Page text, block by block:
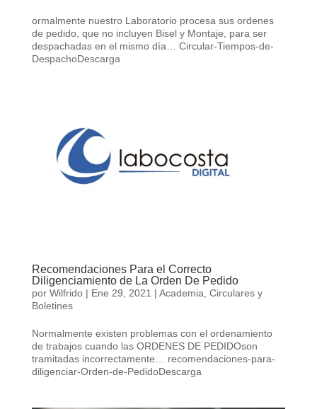
ormalmente nuestro Laboratorio procesa sus ordenes
de pedido, que no incluyen Bisel y Montaje, para ser
despachadas en el mismo día… Circular-Tiempos-de-
DespachoDescarga
Recomendaciones Para el Correcto
Diligenciamiento de La Orden De Pedido
por Wilfrido| Ene 29, 2021 | Academia Circulares y
Boletines
Normalmente existen problemas con el ordenamiento
de trabajos cuando las ORDENES DE PEDIDOson
tramitadas incorrectamente… recomendaciones-para-
diligenciar-Orden-de-PedidoDescarga